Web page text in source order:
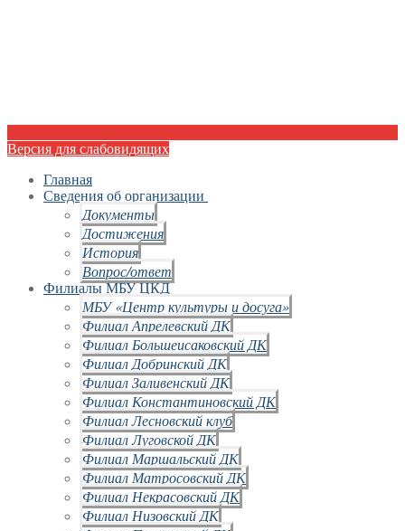
Версия для слабовидящих
Главная
Сведения об организации
Документы
Достижения
История
Вопрос/ответ
Филиалы МБУ ЦКД
МБУ «Центр культуры и досуга»
Филиал Апрелевский ДК
Филиал Большеисаковский ДК
Филиал Добринский ДК
Филиал Заливенский ДК
Филиал Константиновский ДК
Филиал Лесновский клуб
Филиал Луговской ДК
Филиал Маршальский ДК
Филиал Матросовский ДК
Филиал Некрасовский ДК
Филиал Низовский ДК